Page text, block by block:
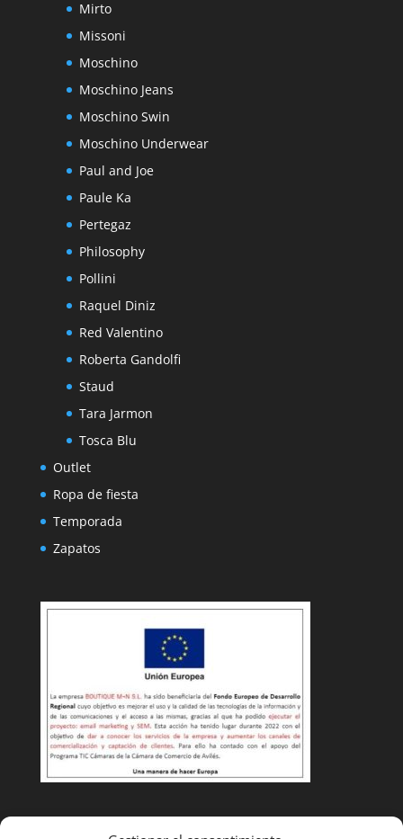
Mirto
Missoni
Moschino
Moschino Jeans
Moschino Swin
Moschino Underwear
Paul and Joe
Paule Ka
Pertegaz
Philosophy
Pollini
Raquel Diniz
Red Valentino
Roberta Gandolfi
Staud
Tara Jarmon
Tosca Blu
Outlet
Ropa de fiesta
Temporada
Zapatos
Condiciones de venta